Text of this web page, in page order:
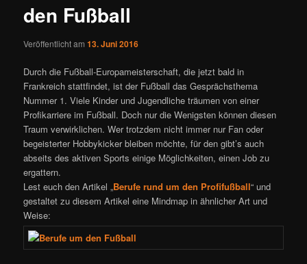
den Fußball
Veröffentlicht am13. Juni 2016
Durch die Fußball-Europameisterschaft, die jetzt bald in
Frankreich stattfindet, ist der Fußball das Gesprächsthema
Nummer 1. Viele Kinder und Jugendliche träumen von einer
Profikarriere im Fußball. Doch nur die Wenigsten können diesen
Traum verwirklichen. Wer trotzdem nicht immer nur Fan oder
begeisterter Hobbykicker bleiben möchte, für den gibt’s auch
abseits des aktiven Sports einige Möglichkeiten, einen Job zu
ergattern.
Lest euch den Artikel „Berufe rund um den Profifußball“ und
gestaltet zu diesem Artikel eine Mindmap in ähnlicher Art und
Weise: